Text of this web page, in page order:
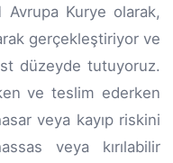
Kurye olarak,
gerçekleştiriyor ve
düzeyde tutuyoruz.
ve teslim ederken
veya kayıp riskini
veya kırılabilir